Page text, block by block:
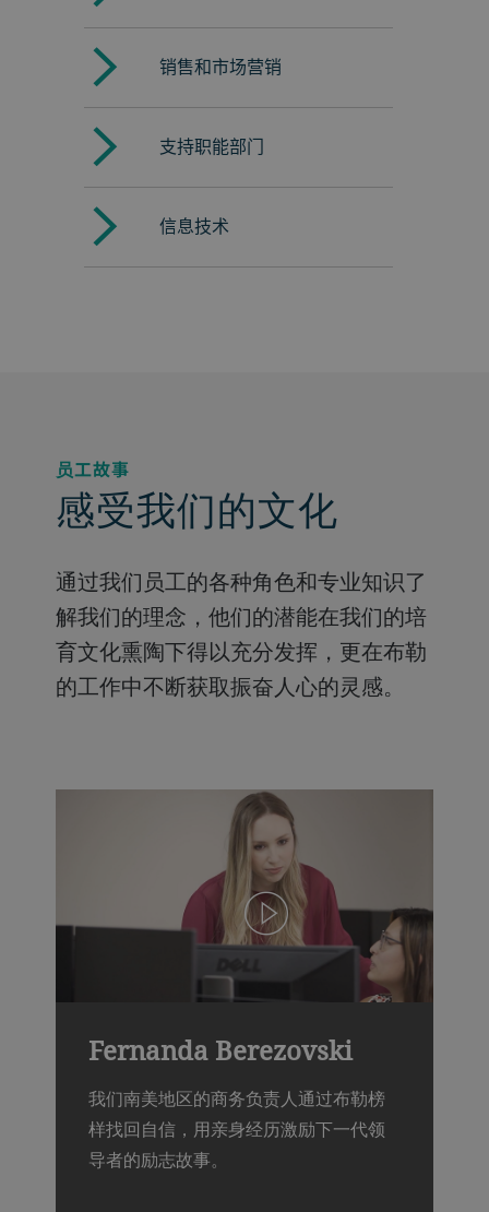
销售和市场营销
支持职能部门
信息技术
员工故事
感受我们的文化
通过我们员工的各种角色和专业知识了
解我们的理念，他们的潜能在我们的培
育文化熏陶下得以充分发挥，更在布勒
的工作中不断获取振奋人心的灵感。
Fernanda Berezovski
我们南美地区的商务负责人通过布勒榜
样找回自信，用亲身经历激励下一代领
导者的励志故事。